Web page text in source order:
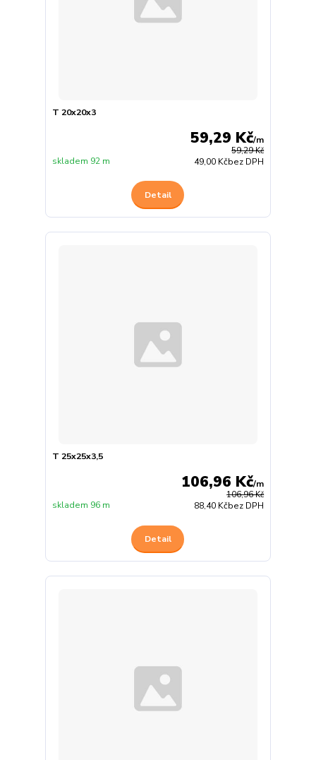
T 20x20x3
59,29 Kč
59,29 Kč/m
49,00 Kčbez DPH
skladem 92 m
Detail
T 25x25x3,5
106,96 Kč
106,96 Kč/m
88,40 Kčbez DPH
skladem 96 m
Detail